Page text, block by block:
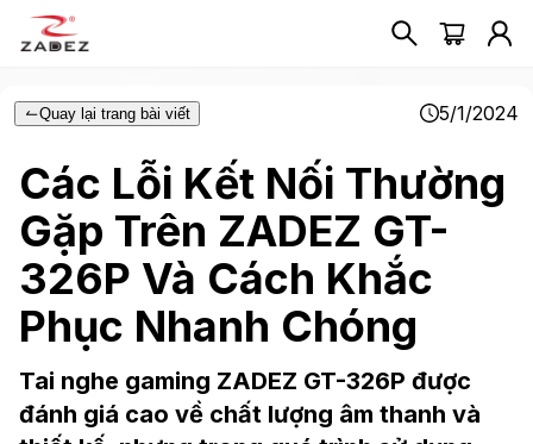
Quay lại trang bài viết 5/1/2024
Các Lỗi Kết Nối Thường
Gặp Trên ZADEZ GT-
326P Và Cách Khắc
Phục Nhanh Chóng
Tai nghe gaming ZADEZ GT-326P được
đánh giá cao về chất lượng âm thanh và